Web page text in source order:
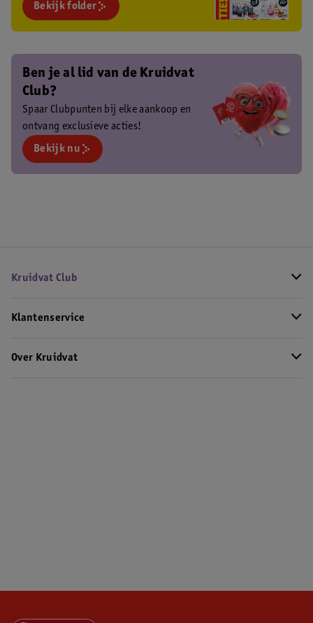
Bekijk folder
Ben je al lid van de Kruidvat
Club?
Spaar Clubpunten bij elke aankoop en
ontvang exclusieve acties!
Bekijk nu
Kruidvat Club
Klantenservice
Over Kruidvat